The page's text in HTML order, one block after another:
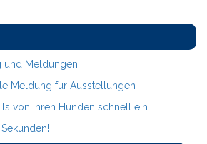
und Meldungen
Meldung fur Ausstellungen
von Ihren Hunden schnell ein